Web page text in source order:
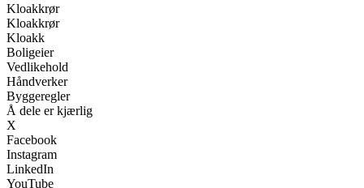
Kloakkrør
Kloakkrør
Kloakk
Boligeier
Vedlikehold
Håndverker
Byggeregler
Å dele er kjærlig
X
Facebook
Instagram
LinkedIn
YouTube